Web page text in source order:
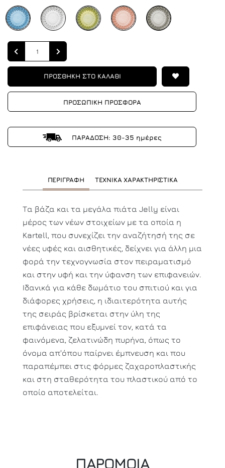
Quantity
ΠΡΟΣΘΗΚΗ ΣΤΟ ΚΑΛΑΘΙ
ΠΡΟΣΩΠΙΚΗ ΠΡΟΣΦΟΡΑ
ΠΑΡΑΔΟΣΗ: 30-35 ημέρες
ΠΕΡΙΓΡΑΦΗ ΤΕΧΝΙΚΑ ΧΑΡΑΚΤΗΡΙΣΤΙΚΑ
Τα βάζα και τα μεγάλα πιάτα Jelly είναι
μέρος των νέων στοιχείων με τα οποία η
Kartell, που συνεχίζει την αναζήτησή της σε
νέες υφές και αισθητικές, δείχνει για άλλη μια
φορά την τεχνογνωσία στον πειραματισμό
και στην υφή και την ύφανση των επιφανειών.
Ιδανικά για κάθε δωμάτιο του σπιτιού και για
διάφορες χρήσεις, η ιδιαιτερότητα αυτής
της σειράς βρίσκεται στην ύλη της
επιφάνειας που εξυμνεί τον, κατά τα
φαινόμενα, ζελατινώδη πυρήνα, όπως το
όνομα απ'όπου παίρνει έμπνευση και που
παραπέμπει στις φόρμες ζαχαροπλαστικής
και στη σταθερότητα του πλαστικού από το
οποίο αποτελείται.
ΠΑΡΟΜΟΙΑ